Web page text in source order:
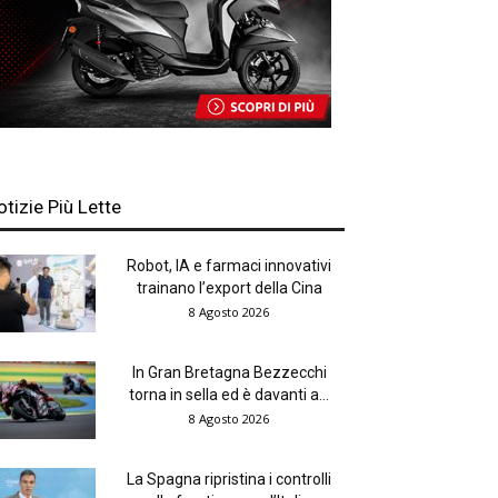
Più Lette
Robot, IA e farmaci innovativi
trainano l’export della Cina
8 Agosto 2026
In Gran Bretagna Bezzecchi
torna in sella ed è davanti a...
8 Agosto 2026
La Spagna ripristina i controlli